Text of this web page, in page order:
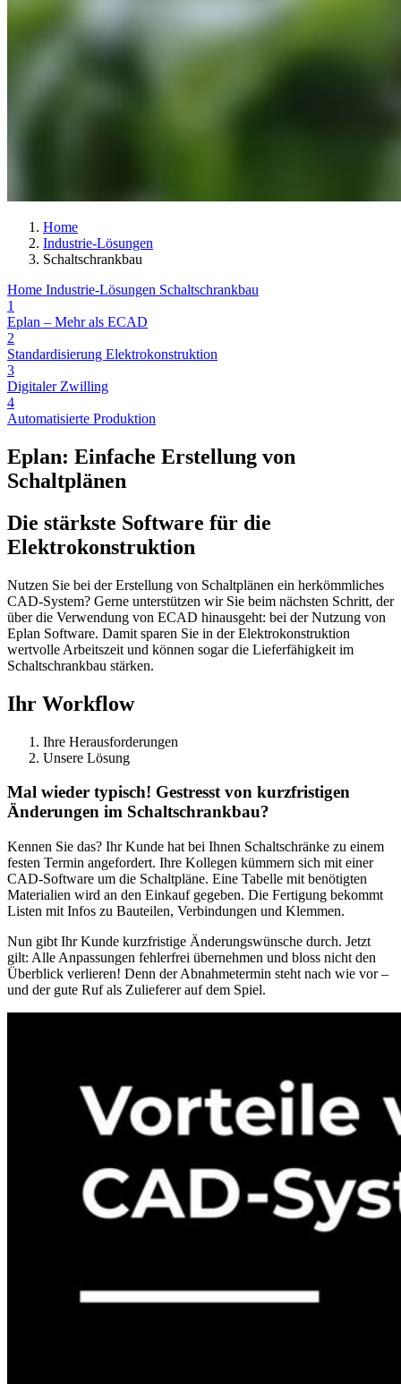
Home
Industrie-Lösungen
Schaltschrankbau
Home Industrie-Lösungen Schaltschrankbau
1
Eplan – Mehr als ECAD
2
Standardisierung Elektrokonstruktion
3
Digitaler Zwilling
4
Automatisierte Produktion
Eplan: Einfache Erstellung von
Schaltplänen
Die stärkste Software für die
Elektrokonstruktion
Nutzen Sie bei der Erstellung von Schaltplänen ein herkömmliches
CAD-System? Gerne unterstützen wir Sie beim nächsten Schritt, der
über die Verwendung von ECAD hinausgeht: bei der Nutzung von
Eplan Software. Damit sparen Sie in der Elektrokonstruktion
wertvolle Arbeitszeit und können sogar die Lieferfähigkeit im
Schaltschrankbau stärken.
Ihr Workflow
Ihre Herausforderungen
Unsere Lösung
Mal wieder typisch! Gestresst von kurzfristigen
Änderungen im Schaltschrankbau?
Kennen Sie das? Ihr Kunde hat bei Ihnen Schaltschränke zu einem
festen Termin angefordert. Ihre Kollegen kümmern sich mit einer
CAD-Software um die Schaltpläne. Eine Tabelle mit benötigten
Materialien wird an den Einkauf gegeben. Die Fertigung bekommt
Listen mit Infos zu Bauteilen, Verbindungen und Klemmen.
Nun gibt Ihr Kunde kurzfristige Änderungswünsche durch. Jetzt
gilt: Alle Anpassungen fehlerfrei übernehmen und bloss nicht den
Überblick verlieren! Denn der Abnahmetermin steht nach wie vor –
und der gute Ruf als Zulieferer auf dem Spiel.